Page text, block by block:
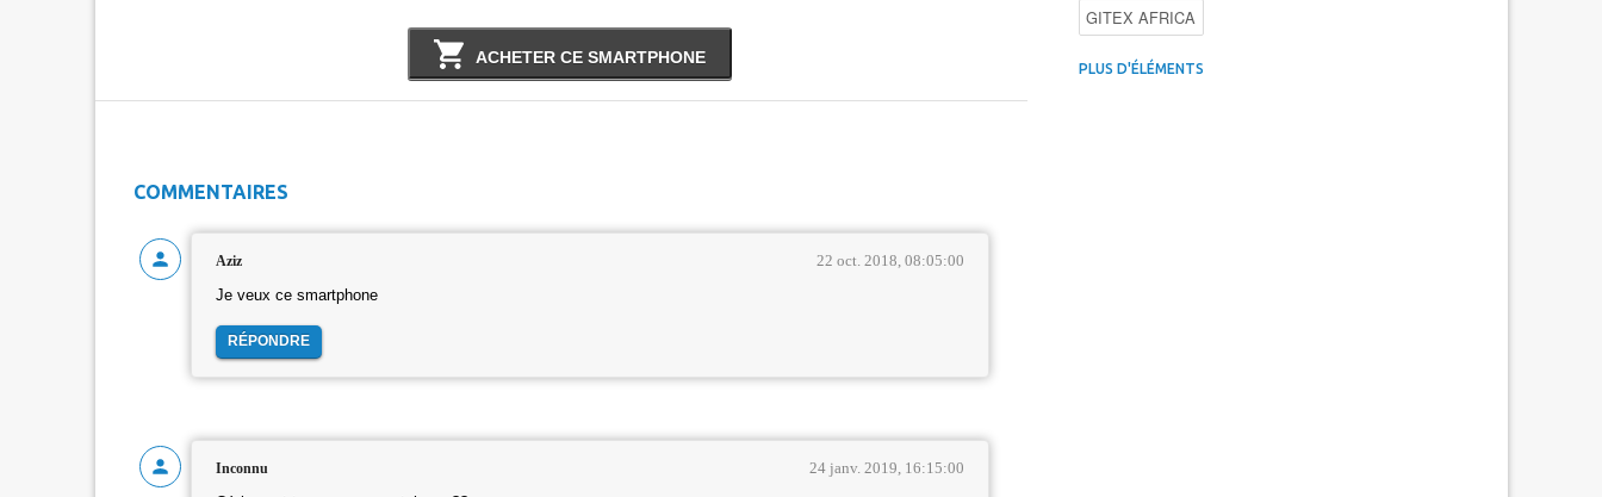
ACHETER CE SMARTPHONE
COMMENTAIRES
Aziz 22 oct. 2018, 08:05:00
Je veux ce smartphone
RÉPONDRE
Inconnu 24 janv. 2019, 16:15:00
GITEX AFRICA
4G au Maroc
PLUS D'ÉLÉMENTS